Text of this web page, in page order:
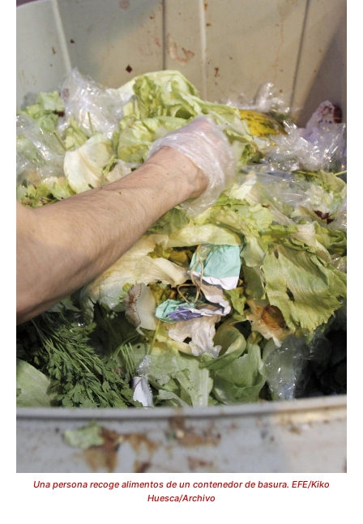
Una persona recoge alimentos de un contenedor de basura. EFE/Kiko
Huesca/Archivo